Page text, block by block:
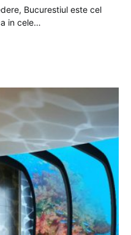
Bucurestiul este cel
in cele…